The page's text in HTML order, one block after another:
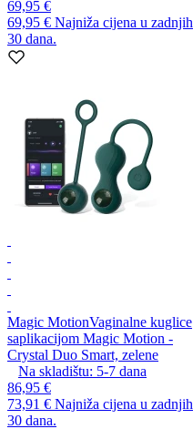
69,95 €
69,95 € Najniža cijena u zadnjih
30 dana.
Magic MotionVaginalne kuglice
saplikacijom Magic Motion -
Crystal Duo Smart, zelene
Na skladištu: 5-7 dana
86,95 €
73,91 € Najniža cijena u zadnjih
30 dana.